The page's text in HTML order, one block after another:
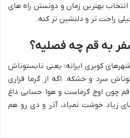
بهترین زمان و دونستن راه های
راحت تر و دلنشین تر کنه.
به قم چه فصلیه؟
کویری ایرانه؛ یعنی تابستوناش
سرد و خشکه. اگه از گرما فراری
قم چون اوج گرماست و هوا حسابی داغ
زیاد خوشت نمیاد، آذر و دی رو هم